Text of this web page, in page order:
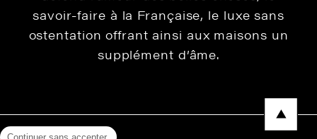
savoir-faire à la Française, le luxe sans
ostentation offrant ainsi aux maisons un
supplément d’âme.
Continuer sans accepter